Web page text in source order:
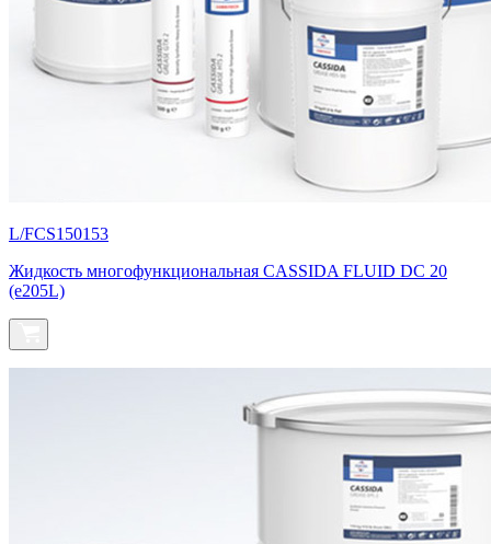
L/FCS150153
Жидкость многофункциональная CASSIDA FLUID DC 20
(e205L)